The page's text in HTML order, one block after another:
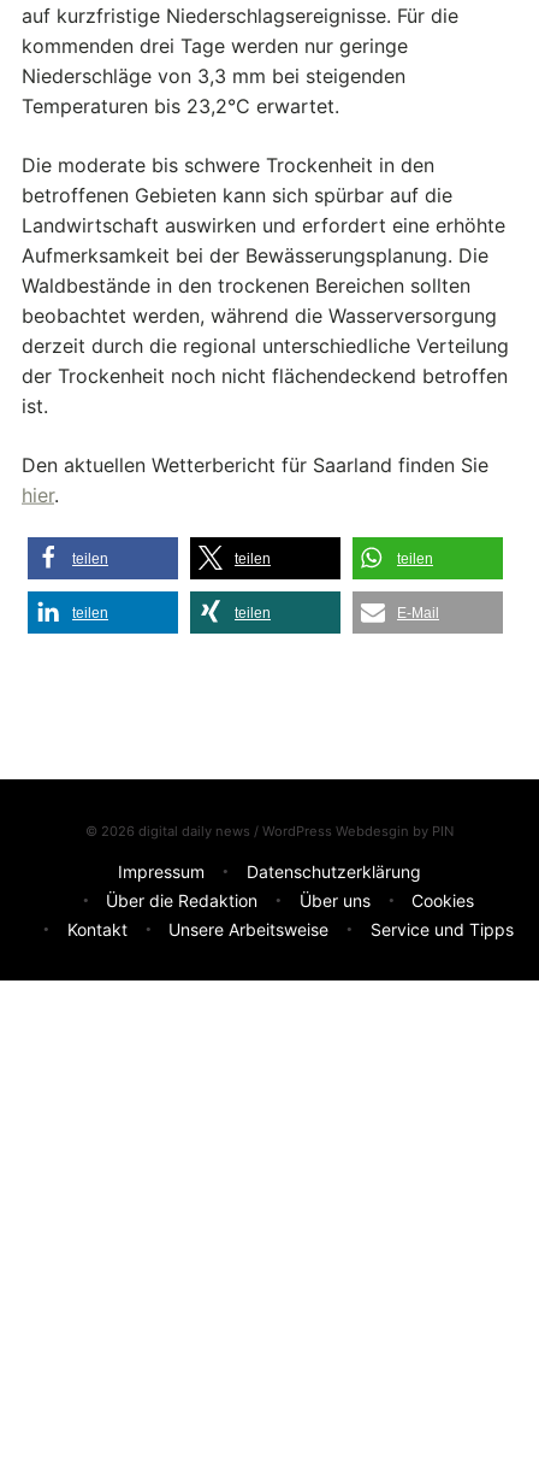
auf kurzfristige Niederschlagsereignisse. Für die
kommenden drei Tage werden nur geringe
Niederschläge von 3,3 mm bei steigenden
Temperaturen bis 23,2°C erwartet.
Die moderate bis schwere Trockenheit in den
betroffenen Gebieten kann sich spürbar auf die
Landwirtschaft auswirken und erfordert eine erhöhte
Aufmerksamkeit bei der Bewässerungsplanung. Die
Waldbestände in den trockenen Bereichen sollten
beobachtet werden, während die Wasserversorgung
derzeit durch die regional unterschiedliche Verteilung
der Trockenheit noch nicht flächendeckend betroffen
ist.
Den aktuellen Wetterbericht für Saarland finden Sie
hier.
teilen teilen teilen
teilen teilen E-Mail
© 2026 digital daily news / WordPress Webdesgin by PIN
Impressum
Datenschutzerklärung
Über die Redaktion
Über uns
Cookies
Kontakt
Unsere Arbeitsweise Service und Tipps